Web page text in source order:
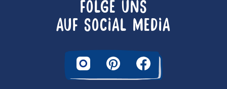
FOLGE UNS
AUF SOCIAL MEDIA